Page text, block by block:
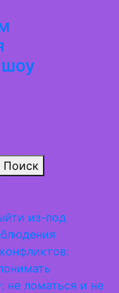
шоу
Поиск
из-под
не ломаться и не